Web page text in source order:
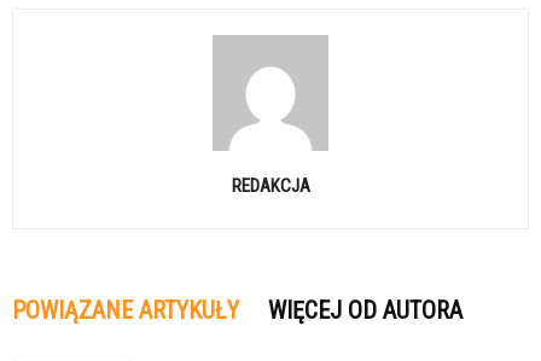
REDAKCJA
POWIĄZANE ARTYKUŁY WIĘCEJ OD AUTORA